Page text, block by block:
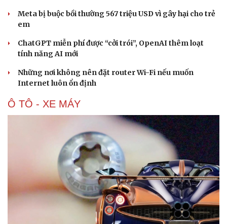
Meta bị buộc bồi thường 567 triệu USD vì gây hại cho trẻ
em
ChatGPT miễn phí được “cởi trói”, OpenAI thêm loạt
tính năng AI mới
Những nơi không nên đặt router Wi-Fi nếu muốn
Internet luôn ổn định
Ô TÔ - XE MÁY